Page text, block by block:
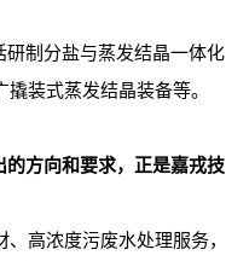
研制分盐与蒸发结晶一体化
装式蒸发结晶装备等。
方向和要求，正是嘉戎技
高浓度污废水处理服务，